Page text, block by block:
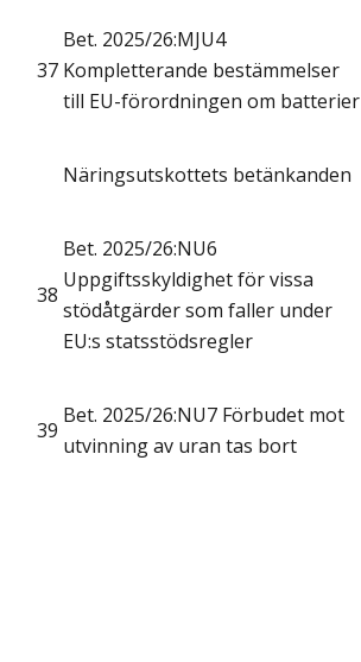
37
Bet. 2025/26:MJU4
Kompletterande bestämmelser
till EU-förordningen om batterier
Näringsutskottets betänkanden
38
Bet. 2025/26:NU6
Uppgiftsskyldighet för vissa
stödåtgärder som faller under
EU:s statsstödsregler
39
Bet. 2025/26:NU7 Förbudet mot
utvinning av uran tas bort